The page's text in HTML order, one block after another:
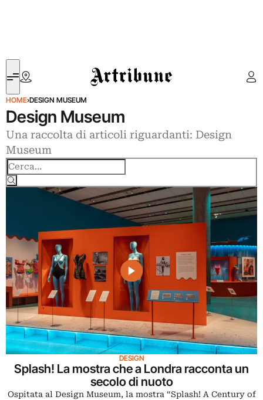
Artribune
HOME›DESIGN MUSEUM
Design Museum
Una raccolta di articoli riguardanti: Design
Museum
Cerca
DESIGN
Splash! La mostra che a Londra racconta un
secolo di nuoto
Ospitata al Design Museum, la mostra “Splash! A Century of